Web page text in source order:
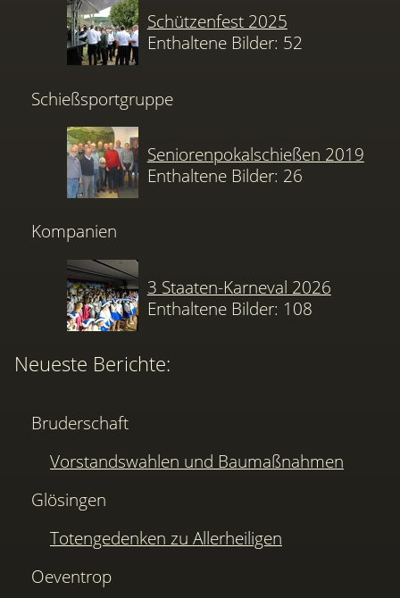
Schützenfest 2025
Enthaltene Bilder: 52
Schießsportgruppe
Seniorenpokalschießen 2019
Enthaltene Bilder: 26
Kompanien
3 Staaten-Karneval 2026
Enthaltene Bilder: 108
Neueste Berichte:
Bruderschaft
Vorstandswahlen und Baumaßnahmen
Glösingen
Totengedenken zu Allerheiligen
Oeventrop